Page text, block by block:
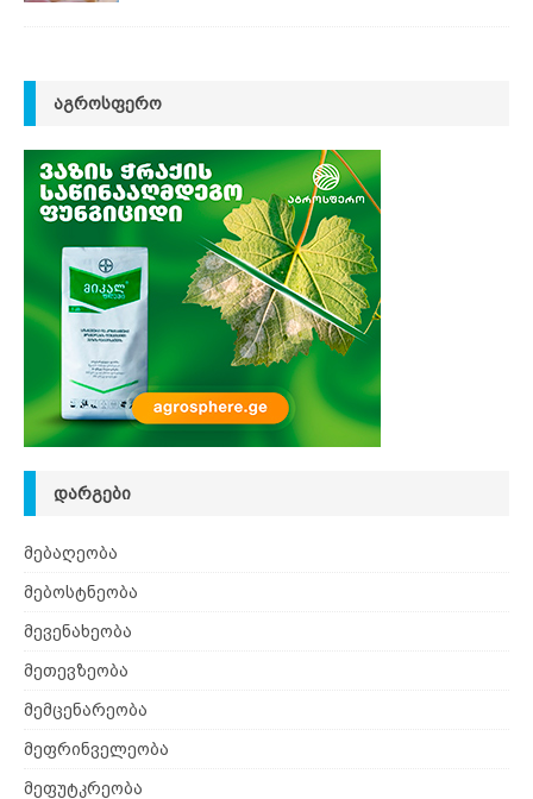
ᲐᲒᲠᲝᲡᲤᲔᲠᲝ
ᲓᲐᲠᲒᲔᲑᲘ
მებაღეობა
მებოსტნეობა
მევენახეობა
მეთევზეობა
მემცენარეობა
მეფრინველეობა
მეფუტკრეობა